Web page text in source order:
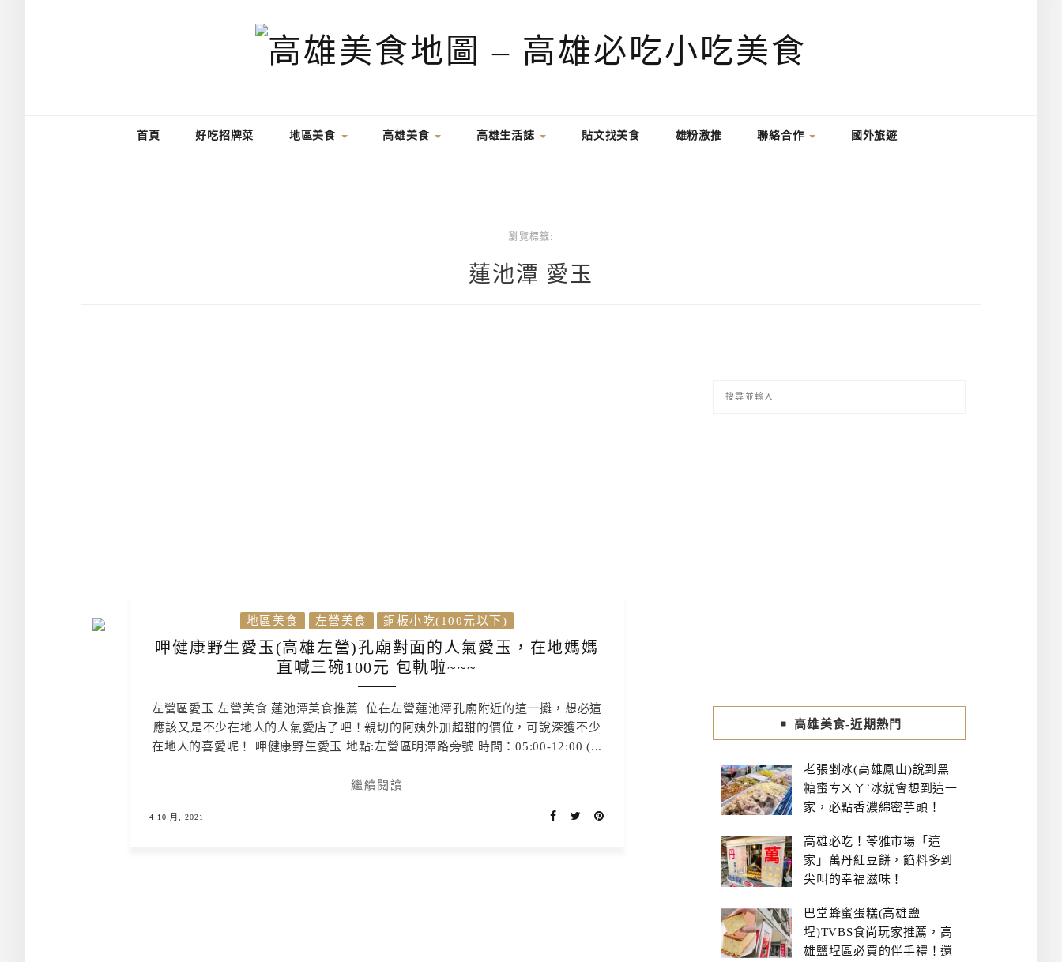
首頁 好吃招牌菜 地區美食 高雄美食 高雄生活誌 貼文找美食 雄粉激推 聯絡合作 國外旅遊
瀏覽標籤:
蓮池潭 愛玉
地區美食 左營美食 銅板小吃(100元以下)
呷健康野生愛玉(高雄左營)孔廟對面的人氣愛玉，在地媽媽
直喊三碗100元 包軌啦~~~
左營區愛玉 左營美食 蓮池潭美食推薦 位在左營蓮池潭孔廟附近的這一攤，想必這
應該又是不少在地人的人氣愛店了吧！親切的阿姨外加超甜的價位，可說深獲不少
在地人的喜愛呢！ 呷健康野生愛玉 地點:左營區明潭路旁號 時間：05:00-12:00 (...
繼續閱讀
4 10 月, 2021
高雄美食-近期熱門
老張剉冰(高雄鳳山)說到黑
糖蜜ㄘㄨㄚˋ冰就會想到這一
家，必點香濃綿密芋頭！
高雄必吃！苓雅市場「這
家」萬丹紅豆餅，餡料多到
尖叫的幸福滋味！
巴堂蜂蜜蛋糕(高雄鹽
埕)TVBS食尚玩家推薦，高
雄鹽埕區必買的伴手禮！還